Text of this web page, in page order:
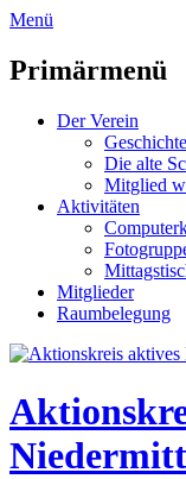
zum
überspringen
Menü
Primärmenü
Der Verein
Die alte
Mitglied
Aktivitäten
Mitglieder
Raumbelegung
Header